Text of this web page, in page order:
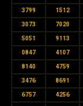
3799 1512
3073 7020
5051 9113
0847 4107
8140 4759
3476 8691
6757 4256